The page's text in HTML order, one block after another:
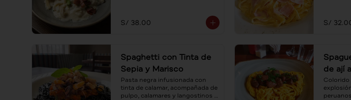
S/ 38.00 S/
Spaghetti con Tinta de
Sepia y Marisco
Pasta negra infusionada con
tinta de calamar, acompañada de
pulpo, calamares y langostinos
de ají
de
Colorido